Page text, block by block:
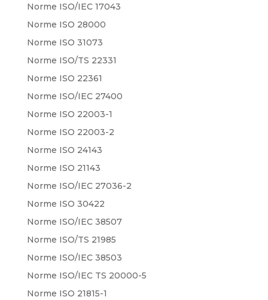
Norme ISO/IEC 17043
Norme ISO 28000
Norme ISO 31073
Norme ISO/TS 22331
Norme ISO 22361
Norme ISO/IEC 27400
Norme ISO 22003-1
Norme ISO 22003-2
Norme ISO 24143
Norme ISO 21143
Norme ISO/IEC 27036-2
Norme ISO 30422
Norme ISO/IEC 38507
Norme ISO/TS 21985
Norme ISO/IEC 38503
Norme ISO/IEC TS 20000-5
Norme ISO 21815-1